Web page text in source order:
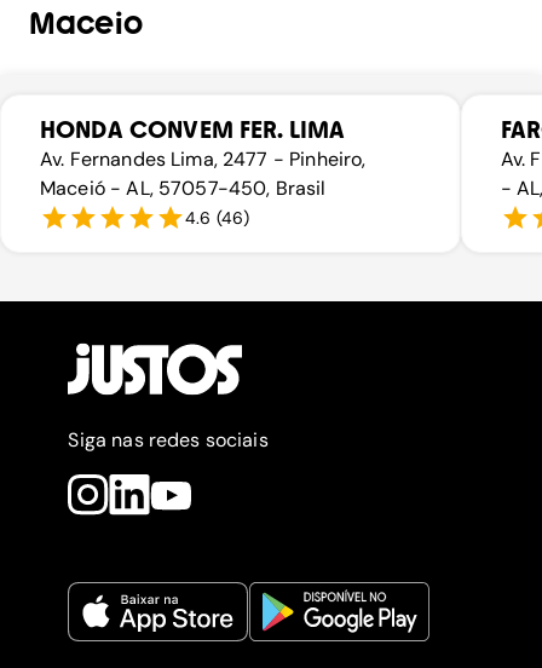
Maceio
HONDA CONVEM FER. LIMA
Av. Fernandes Lima, 2477 - Pinheiro,
Maceió - AL, 57057-450, Brasil
4.6 (46)
Av.
-
Siga nas redes sociais